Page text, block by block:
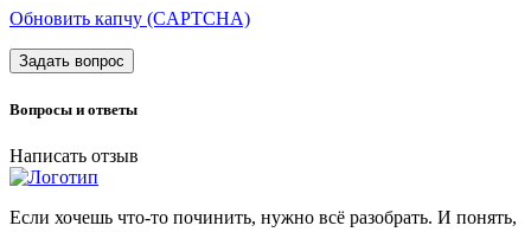
Обновить капчу (CAPTCHA)
Задать вопрос
Вопросы и ответы
Написать отзыв
Если хочешь что-то починить, нужно всё разобрать. И понять,